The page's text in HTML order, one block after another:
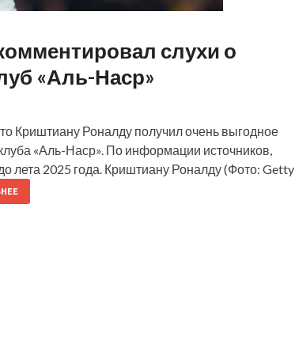
слухи о
«Аль-Наср»
Криштиану Роналду получил очень выгодное
«Аль-Наср». По информации источников,
лета 2025 года. Криштиану Роналду (Фото: Getty